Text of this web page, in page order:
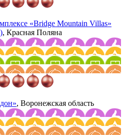
«Bridge Mountain Villas»
, Красная Поляна
, Воронежская область